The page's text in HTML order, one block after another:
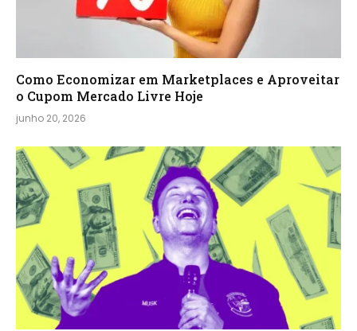
Como Economizar em Marketplaces e Aproveitar
o Cupom Mercado Livre Hoje
junho 20, 2026